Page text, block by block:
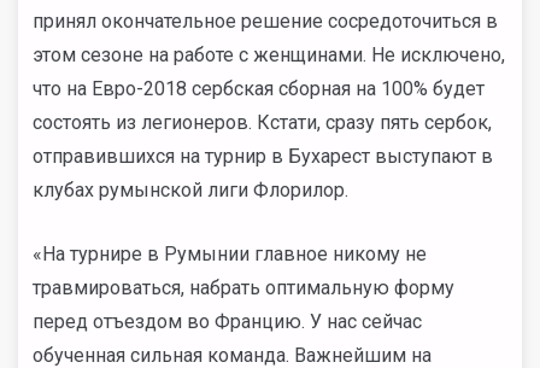
принял окончательное решение сосредоточиться в
этом сезоне на работе с женщинами. Не исключено,
что на Евро-2018 сербская сборная на 100% будет
состоять из легионеров. Кстати, сразу пять сербок,
отправившихся на турнир в Бухарест выступают в
клубах румынской лиги Флорилор.
«На турнире в Румынии главное никому не
травмироваться, набрать оптимальную форму
перед отъездом во Францию. У нас сейчас
обученная сильная команда. Важнейшим на